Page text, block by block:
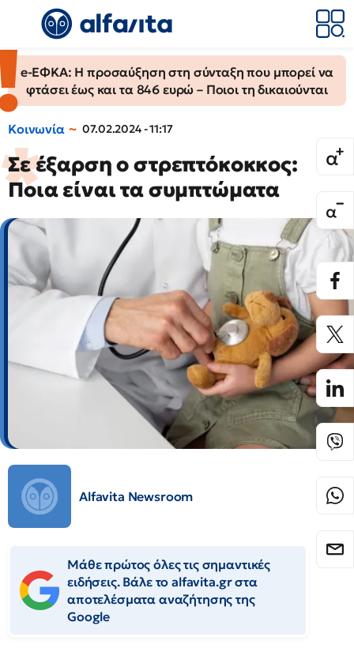
e-ΕΦΚΑ: Η προσαύξηση στη σύνταξη που μπορεί να
φτάσει έως και τα 846 ευρώ – Ποιοι τη δικαιούνται
Κοινωνία 07.02.2024 - 11:17
Σε έξαρση ο στρεπτόκοκκος:
Ποια είναι τα συμπτώματα
Alfavita Newsroom
Μάθε πρώτος όλες τις σημαντικές
ειδήσεις. Βάλε το alfavita.gr στα
αποτελέσματα αναζήτησης της
Google